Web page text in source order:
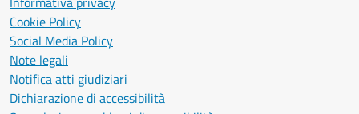
Cookie Policy
Social Media Policy
Note legali
Notifica atti giudiziari
Dichiarazione di accessibilità